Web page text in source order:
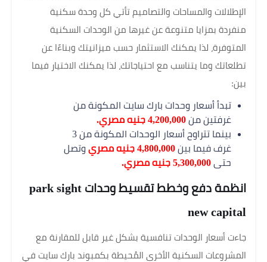
الإطلالات والمساحات والتصاميم تأتي كل وحدة سكنية
منفردة بمزايا متنوعة عن غيرها من الوحدات السكنية
المتوفرة، لذا يمكنك الاستثمار حسب ميزانيتك وبناءًا عن
تطلعاتك وما يتناسب مع احتياجاتك، لذا يمكنك الاختيار فيما
بين:
تبدأ أسعار وحدات بارك سايت المكونة من
غرفتين من 4,200,000 جنيه مصري.
بينما تتراوح أسعار الوحدات المكونة من 3
غرف فيما بين 4,800,000 جنيه مصري
وتصل
حتى 5,300,000 جنيه مصري.
انظمة دفع وخطط تقسيط وحدات park sight
new capital
جاءت أسعار الوحدات تنافسية بشكل غير قابل للمقارنة مع
المشروعات السكنية الأخرى المُحيطة بكمبوند بارك سايت في